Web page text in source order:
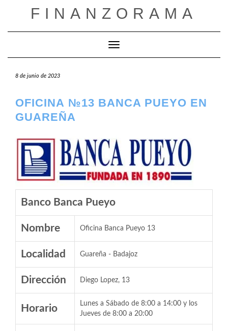
FINANZORAMA
Cambiar modo de navegación
8 de junio de 2023
OFICINA №13 BANCA PUEYO EN
GUAREÑA
Banco Banca Pueyo
Nombre Oficina Banca Pueyo 13
Localidad Guareña - Badajoz
Dirección Diego Lopez, 13
Horario
Lunes a Sábado de 8:00 a 14:00 y los
Jueves de 8:00 a 20:00